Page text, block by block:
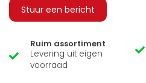
Stuur een bericht
Ruim assortiment
Levering uit eigen
voorraad